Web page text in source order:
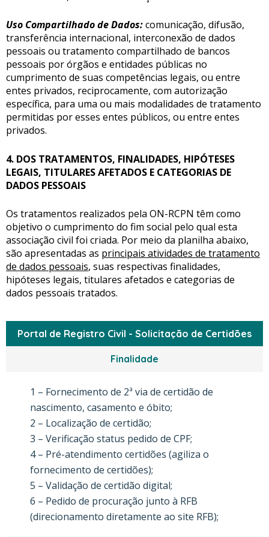
Uso Compartilhado de Dados:comunicação, difusão,
transferência internacional, interconexão de dados
pessoais ou tratamento compartilhado de bancos
pessoais por órgãos e entidades públicas no
cumprimento de suas competências legais, ou entre
entes privados, reciprocamente, com autorização
específica, para uma ou mais modalidades de tratamento
permitidas por esses entes públicos, ou entre entes
privados.
4. DOS TRATAMENTOS, FINALIDADES, HIPÓTESES
LEGAIS, TITULARES AFETADOS E CATEGORIAS DE
DADOS PESSOAIS
Os tratamentos realizados pela ON-RCPN têm como
objetivo o cumprimento do fim social pelo qual esta
associação civil foi criada. Por meio da planilha abaixo,
são apresentadas as principais atividades de tratamento
de dados pessoais, suas respectivas finalidades,
hipóteses legais, titulares afetados e categorias de
dados pessoais tratados.
Portal de Registro Civil - Solicitação de Certidões
Finalidade
1 – Fornecimento de 2ª via de certidão de
nascimento, casamento e óbito;
2 – Localização de certidão;
3 – Verificação status pedido de CPF;
4 – Pré-atendimento certidões (agiliza o
fornecimento de certidões);
5 – Validação de certidão digital;
6 – Pedido de procuração junto à RFB
(direcionamento diretamente ao site RFB);